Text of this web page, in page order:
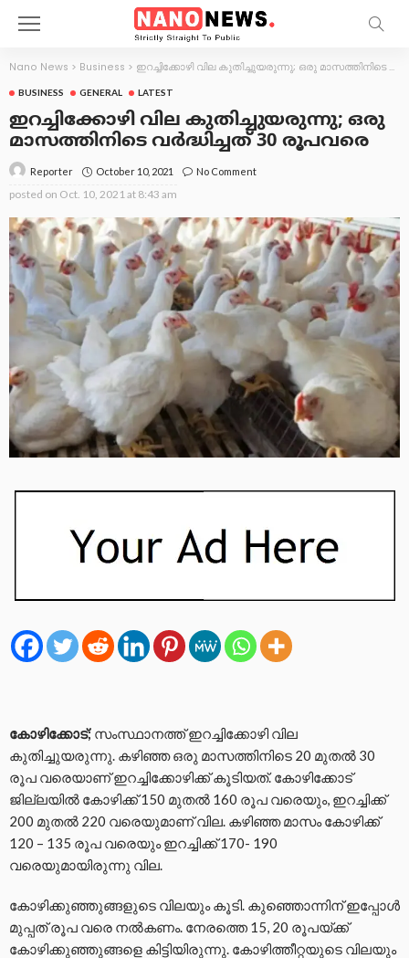
Nano News > Business > ഇറച്ചിക്കോഴി വില കുതിച്ചുയരുന്നു; ഒരു മാസത്തിനിടെ വര്‍ദ്ധിച്ചത് 30 രൂപവരെ
BUSINESS GENERAL LATEST
ഇറച്ചിക്കോഴി വില കുതിച്ചുയരുന്നു; ഒരു
മാസത്തിനിടെ വര്‍ദ്ധിച്ചത് 30 രൂപവരെ
Reporter October 10, 2021 No Comment
posted on Oct. 10, 2021 at 8:43 am
കോഴിക്കോട്; സംസ്ഥാനത്ത് ഇറച്ചിക്കോഴി വില
കുതിച്ചുയരുന്നു. കഴിഞ്ഞ ഒരു മാസത്തിനിടെ 20 മുതല്‍ 30
രൂപ വരെയാണ് ഇറച്ചിക്കോഴിക്ക് കൂടിയത്. കോഴിക്കോട്
ജില്ലയില്‍ കോഴിക്ക് 150 മുതല്‍ 160 രൂപ വരെയും, ഇറച്ചിക്ക്
200 മുതല്‍ 220 വരെയുമാണ് വില. കഴിഞ്ഞ മാസം കോഴിക്ക്
120 – 135 രൂപ വരെയും ഇറച്ചിക്ക് 170- 190
വരെയുമായിരുന്നു വില.
കോഴിക്കുഞ്ഞുങ്ങളുടെ വിലയും കൂടി. കുഞ്ഞൊന്നിന് ഇപ്പോള്‍
മുപ്പത് രൂപ വരെ നല്‍കണം. നേരത്തെ 15, 20 രൂപയ്ക്ക്
കോഴിക്കുഞ്ഞുങ്ങളെ കിട്ടിയിരുന്നു. കോഴിത്തീറ്റയുടെ വിലയും